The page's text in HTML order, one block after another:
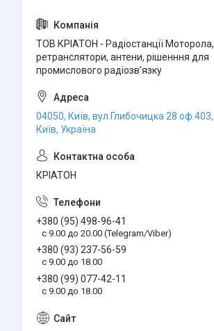
ТОВ КРІАТОН - Радіостанції Моторола,
ретранслятори, антени, рішенння для
промислового радіозвʼязку
04050, Київ, вул.Глибочицка 28 оф.403,
Київ, Україна
КРІАТОН
+380 (95) 498-96-41
с 9.00 до 20.00 (Telegram/Viber)
+380 (93) 237-56-59
c 9.00 до 18.00
+380 (99) 077-42-11
с 9.00 до 18.00